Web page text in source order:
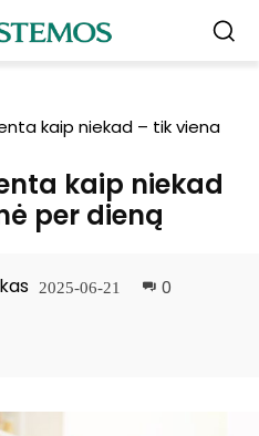
kaip niekad – tik viena
kaip niekad
per dieną
2025-06-21 0